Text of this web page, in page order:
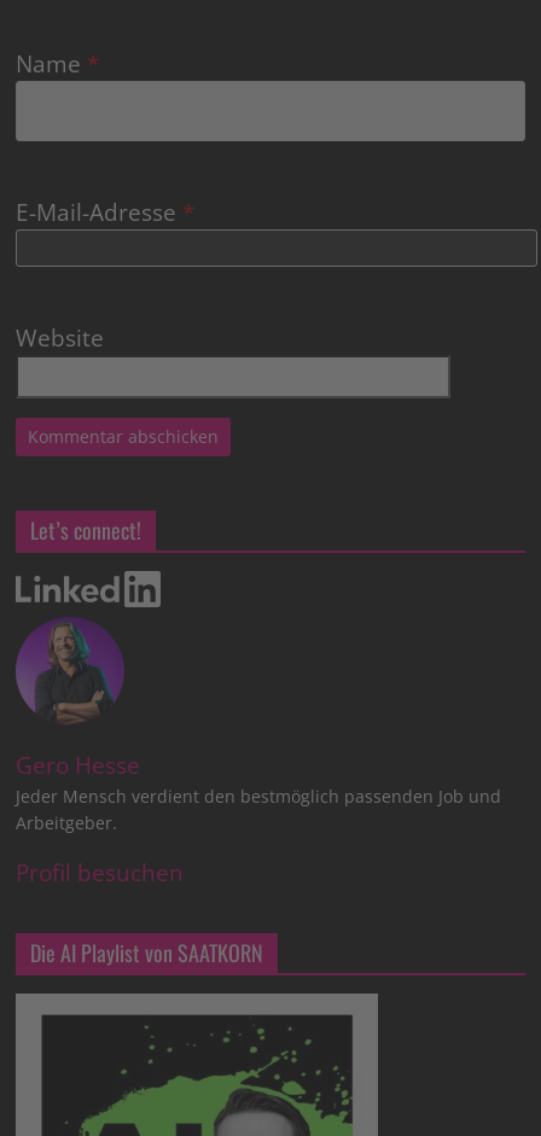
Name *
E-Mail-Adresse *
Website
Let’s connect!
Gero Hesse
Jeder Mensch verdient den bestmöglich passenden Job und
Arbeitgeber.
Profil besuchen
Die AI Playlist von SAATKORN